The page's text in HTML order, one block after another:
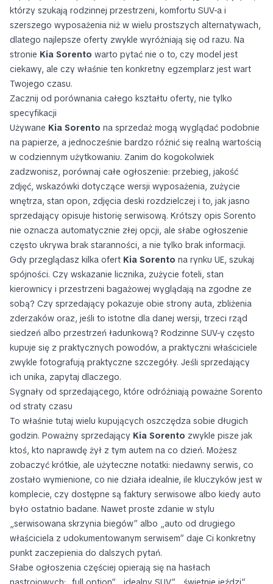
którzy szukają rodzinnej przestrzeni, komfortu SUV-a i
szerszego wyposażenia niż w wielu prostszych alternatywach,
dlatego najlepsze oferty zwykle wyróżniają się od razu. Na
stronie Kia Sorento warto pytać nie o to, czy model jest
ciekawy, ale czy właśnie ten konkretny egzemplarz jest wart
Twojego czasu.
Zacznij od porównania całego kształtu oferty, nie tylko
specyfikacji
Używane Kia Sorento na sprzedaż mogą wyglądać podobnie
na papierze, a jednocześnie bardzo różnić się realną wartością
w codziennym użytkowaniu. Zanim do kogokolwiek
zadzwonisz, porównaj całe ogłoszenie: przebieg, jakość
zdjęć, wskazówki dotyczące wersji wyposażenia, zużycie
wnętrza, stan opon, zdjęcia deski rozdzielczej i to, jak jasno
sprzedający opisuje historię serwisową. Krótszy opis Sorento
nie oznacza automatycznie złej opcji, ale słabe ogłoszenie
często ukrywa brak staranności, a nie tylko brak informacji.
Gdy przeglądasz kilka ofert Kia Sorento na rynku UE, szukaj
spójności. Czy wskazanie licznika, zużycie foteli, stan
kierownicy i przestrzeni bagażowej wyglądają na zgodne ze
sobą? Czy sprzedający pokazuje obie strony auta, zbliżenia
zderzaków oraz, jeśli to istotne dla danej wersji, trzeci rząd
siedzeń albo przestrzeń ładunkową? Rodzinne SUV-y często
kupuje się z praktycznych powodów, a praktyczni właściciele
zwykle fotografują praktyczne szczegóły. Jeśli sprzedający
ich unika, zapytaj dlaczego.
Sygnały od sprzedającego, które odróżniają poważne Sorento
od straty czasu
To właśnie tutaj wielu kupujących oszczędza sobie długich
godzin. Poważny sprzedający Kia Sorento zwykle pisze jak
ktoś, kto naprawdę żył z tym autem na co dzień. Możesz
zobaczyć krótkie, ale użyteczne notatki: niedawny serwis, co
zostało wymienione, co nie działa idealnie, ile kluczyków jest w
komplecie, czy dostępne są faktury serwisowe albo kiedy auto
było ostatnio badane. Nawet proste zdanie w stylu
„serwisowana skrzynia biegów” albo „auto od drugiego
właściciela z udokumentowanym serwisem” daje Ci konkretny
punkt zaczepienia do dalszych pytań.
Słabe ogłoszenia częściej opierają się na hasłach